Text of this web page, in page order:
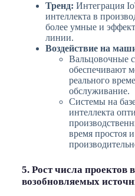
Тренд: Интеграция
интеллекта в
более умные и
линии.
Воздействие на
Вальцовочные
обеспечивают
реального
обслуживание.
Системы на
интеллекта
время простоя
5. Рост числа проектов
возобновляемых